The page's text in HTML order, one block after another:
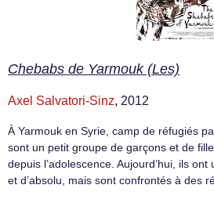
Chebabs de Yarmouk (Les)
Axel Salvatori-Sinz, 2012
À Yarmouk en Syrie, camp de réfugiés
sont un petit groupe de garçons et de
depuis l’adolescence. Aujourd’hui, ils
et d’absolu, mais sont confrontés à des